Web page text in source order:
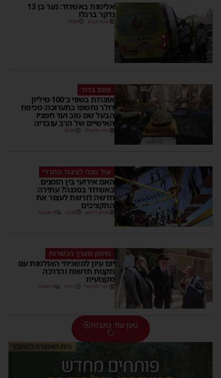
אלימות באשדוד: נער בן 13
נדקר ברגלו
משה קאהן 18:04
פעם בדור
אוצרות בשווי כ־100 מיליון
דולר נחשפו בתערוכה: מכיפת
הבעל שם טוב ועד חפציו
האישיים של הרב עובדיה
יוסי יחזקאלי 16:34
עוד מכה לציבור החרדי
האם אירועי בין הזמנים
באשדוד בסכנה? עתירה
חדשה דורשת לעצור את
התקציבים
מנחם דויטש 14:24 1 תגובות
חיזוק מערך הכשרות
יום עיון למשגיחי האולמות עם
תקנות חדשות והדרכה
מקצועית
יוסי יחזקאלי 14:11 1 תגובות
טען עוד כתבות